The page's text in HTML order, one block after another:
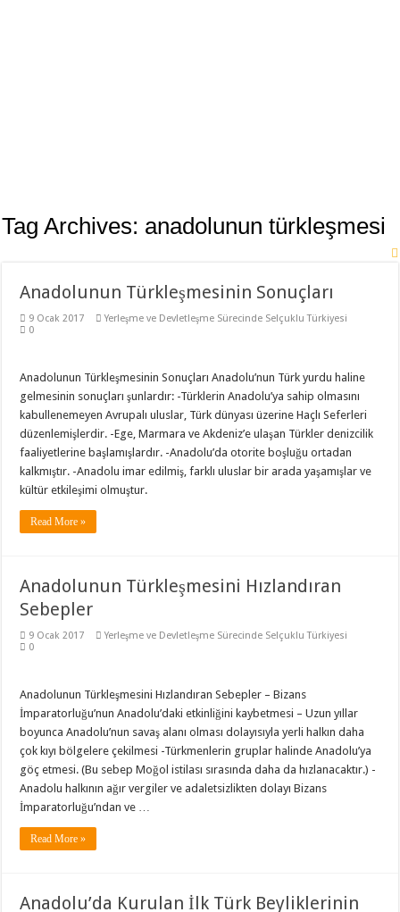
10. Sınıf Tarih Dersi 2. Dönem 1. Yazılı Test
Tag Archives: anadolunun türkleşmesi
Anadolunun Türkleşmesinin Sonuçları
9 Ocak 2017
Yerleşme ve Devletleşme Sürecinde Selçuklu Türkiyesi
0
Anadolunun Türkleşmesinin Sonuçları Anadolu’nun Türk yurdu haline
gelmesinin sonuçları şunlardır: -Türklerin Anadolu’ya sahip olmasını
kabullenemeyen Avrupalı uluslar, Türk dünyası üzerine Haçlı Seferleri
düzenlemişlerdir. -Ege, Marmara ve Akdeniz’e ulaşan Türkler denizcilik
faaliyetlerine başlamışlardır. -Anadolu’da otorite boşluğu ortadan
kalkmıştır. -Anadolu imar edilmiş, farklı uluslar bir arada yaşamışlar ve
kültür etkileşimi olmuştur.
Read More »
Anadolunun Türkleşmesini Hızlandıran
Sebepler
9 Ocak 2017
Yerleşme ve Devletleşme Sürecinde Selçuklu Türkiyesi
0
Anadolunun Türkleşmesini Hızlandıran Sebepler – Bizans
İmparatorluğu’nun Anadolu’daki etkinliğini kaybetmesi – Uzun yıllar
boyunca Anadolu’nun savaş alanı olması dolayısıyla yerli halkın daha
çok kıyı bölgelere çekilmesi -Türkmenlerin gruplar halinde Anadolu’ya
göç etmesi. (Bu sebep Moğol istilası sırasında daha da hızlanacaktır.) -
Anadolu halkının ağır vergiler ve adaletsizlikten dolayı Bizans
İmparatorluğu’ndan ve …
Read More »
Anadolu’da Kurulan İlk Türk Beyliklerinin